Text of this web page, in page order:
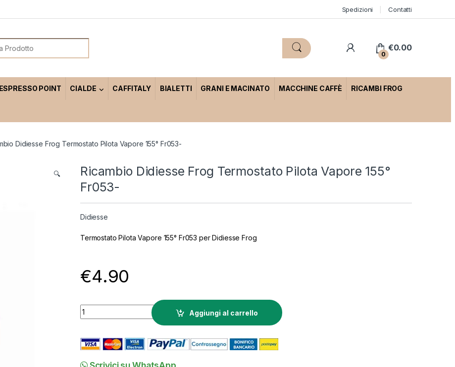
Spedizioni Contatti
for:
0
€0.00
ESPRESSO POINT CIALDE CAFFITALY BIALETTI GRANI E MACINATO MACCHINE CAFFÈ RICAMBI FROG
Didiesse Frog Termostato Pilota Vapore 155° Fr053-
🔍
Ricambio Didiesse Frog Termostato Pilota Vapore 155°
Fr053-
Didiesse
Termostato Pilota Vapore 155° Fr053 per Didiesse Frog
€4.90
Ricambio Didiesse Frog Termostato Pilota Vapore 155° Fr053- quantity
Aggiungi al carrello